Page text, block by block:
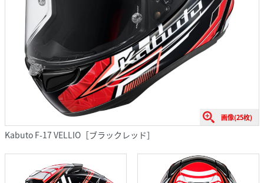
画像(25枚)
Kabuto F-17 VELLIO［ブラックレッド］